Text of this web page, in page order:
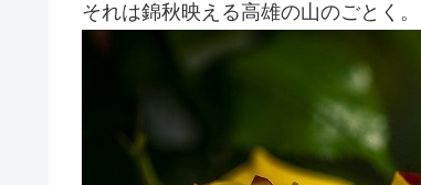
それは錦秋映える高雄の山のごとく。